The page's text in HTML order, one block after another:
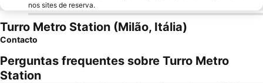
nos sites de reserva.
Turro Metro Station (Milão, Itália)
Contacto
Perguntas frequentes sobre Turro Metro
Station